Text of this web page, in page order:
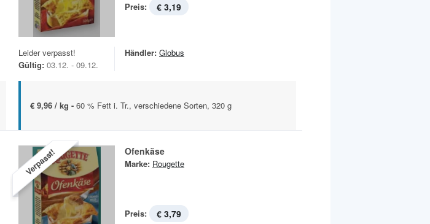
Preis: € 3,19
Leider verpasst!
Gültig: 03.12. - 09.12.
Händler: Globus
€ 9,96 / kg - 60 % Fett i. Tr., verschiedene Sorten, 320 g
Verpasst! Ofenkäse
Marke: Rougette
Preis: € 3,79